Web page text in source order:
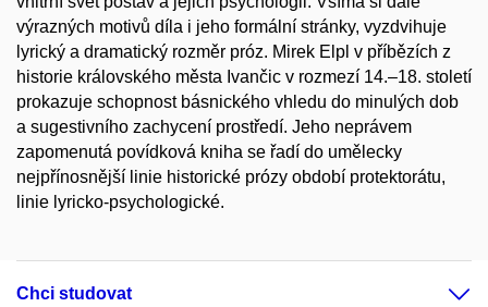
výrazných motivů díla i jeho formální stránky, vyzdvihuje
lyrický a dramatický rozměr próz. Mirek Elpl v příbězích z
historie královského města Ivančic v rozmezí 14.–18. století
prokazuje schopnost básnického vhledu do minulých dob
a sugestivního zachycení prostředí. Jeho neprávem
zapomenutá povídková kniha se řadí do umělecky
nejpřínosnější linie historické prózy období protektorátu,
linie lyricko-psychologické.
Chci studovat